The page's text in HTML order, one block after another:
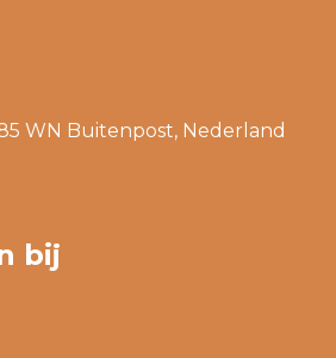
WN Buitenpost, Nederland
bij